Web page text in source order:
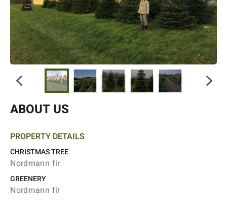
ABOUT US
PROPERTY DETAILS
CHRISTMAS TREE
Nordmann fir
GREENERY
Nordmann fir